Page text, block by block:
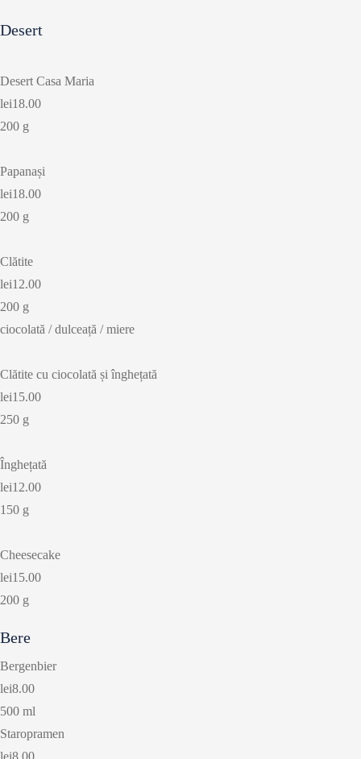
Desert
Desert Casa Maria
lei18.00
200 g
Papanași
lei18.00
200 g
Clătite
lei12.00
200 g
ciocolată / dulceață / miere
Clătite cu ciocolată și înghețată
lei15.00
250 g
Înghețată
lei12.00
150 g
Cheesecake
lei15.00
200 g
Bere
Bergenbier
lei8.00
500 ml
Staropramen
lei8.00